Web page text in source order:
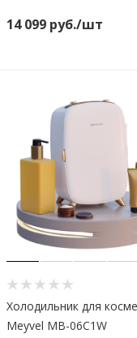
14 099руб./шт
Холодильник для
Meyvel MB-06C1W